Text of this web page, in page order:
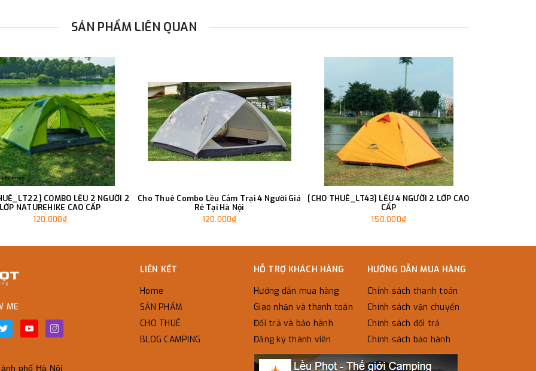
SẢN PHẨM LIÊN QUAN
COMBO LỀU 2 NGƯỜI 2
NATUREHIKE CAO CẤP
120.000₫
Cho Thuê Combo Lều Cắm Trại 4 Người Giá
Rẻ Tại Hà Nội
120.000₫
[CHO THUÊ_LT43] LỀU 4 NGƯỜI 2 LỚP CAO
CẤP
150.000₫
ME
LIÊN KẾT
Home
SẢN PHẨM
CHO THUÊ
BLOG CAMPING
HỖ TRỢ KHÁCH HÀNG
Hướng dẫn mua hàng
Giao nhận và thanh toán
Đổi trả và bảo hành
Đăng ký thành viên
HƯỚNG DẪN MUA HÀNG
Chính sách thanh toán
Chính sách vận chuyển
Chính sách đổi trả
Chính sách bảo hành
phố Hà Nội